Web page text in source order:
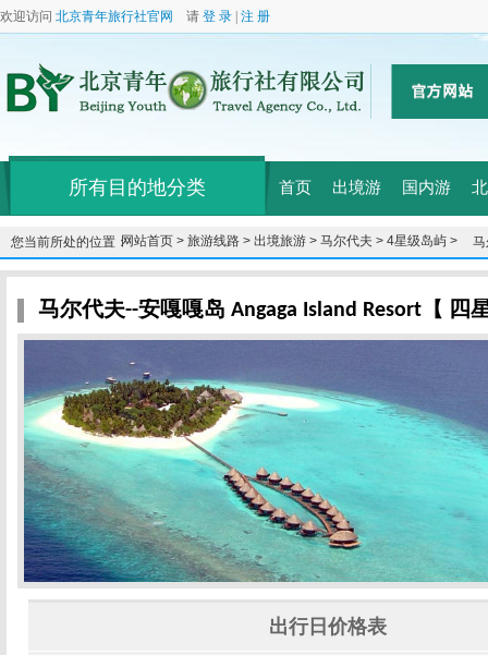
欢迎访问 北京青年旅行社官网 请 登 录 注 册
所有目的地分类 首页 出境游 国内游
您当前所处的位置：网站首页 > 旅游线路 > 出境旅游 > 马尔代夫 > 4星级岛屿 >
岛
马尔代夫--安嘎嘎岛 Angaga Island Resort【 四
出行日价格表